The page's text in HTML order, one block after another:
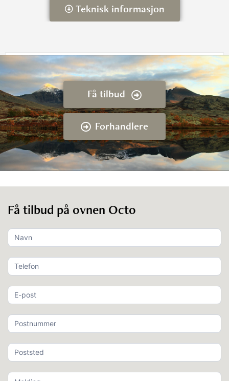
Teknisk informasjon
Octo
Vedlengde
30 cm
Octo 50 3/4/5/6, OCTO +
5/6
Dybde
50 cm
Bredde
50 cm
Kan tilkobles frisk luft
Avstander
modell )
Bak
Side
Octo+ 110, Octo + 5/6
Med sideglass, side
65 cm
40 cm
Få tilbud
Forhandlere
Få tilbud på ovnen Octo
Få
tilbud